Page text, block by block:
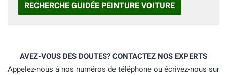
RECHERCHE GUIDÉE PEINTURE VOITURE
AVEZ-VOUS DES DOUTES? CONTACTEZ NOS EXPERTS
Appelez-nous á nos numéros de téléphone ou écrivez-nous sur